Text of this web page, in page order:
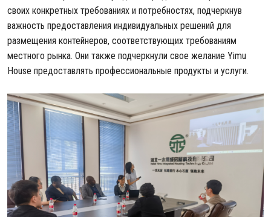
своих конкретных требованиях и потребностях, подчеркнув
важность предоставления индивидуальных решений для
размещения контейнеров, соответствующих требованиям
местного рынка. Они также подчеркнули свое желание Yimu
House предоставлять профессиональные продукты и услуги.